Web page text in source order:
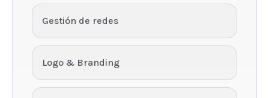
Gestión de redes
Logo & Branding